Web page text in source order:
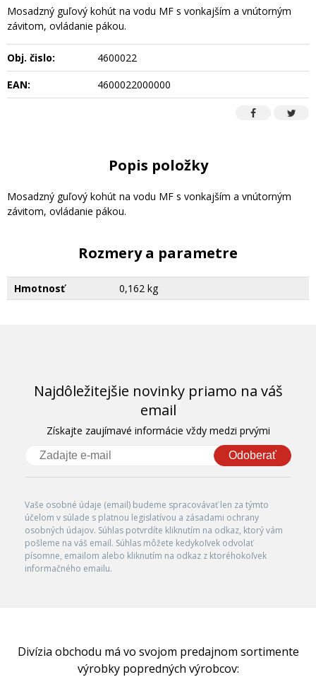
Mosadzný guľový kohút na vodu MF s vonkajším a vnútorným
závitom, ovládanie pákou.
Obj. čislo:
4600022
EAN:
4600022000000
Popis položky
Mosadzný guľový kohút na vodu MF s vonkajším a vnútorným
závitom, ovládanie pákou.
Rozmery a parametre
Hmotnosť 0,162 kg
Najdôležitejšie novinky priamo na váš
email
Získajte zaujímavé informácie vždy medzi prvými
Odoberať
Vaše osobné údaje (email) budeme spracovávať len za týmto
účelom v súlade s platnou legislatívou a zásadami ochrany
osobných údajov. Súhlas potvrdíte kliknutím na odkaz, ktorý vám
pošleme na váš email. Súhlas môžete kedykoľvek odvolať
písomne, emailom alebo kliknutím na odkaz z ktoréhokoľvek
informačného emailu.
Divízia obchodu má vo svojom predajnom sortimente
výrobky popredných výrobcov: